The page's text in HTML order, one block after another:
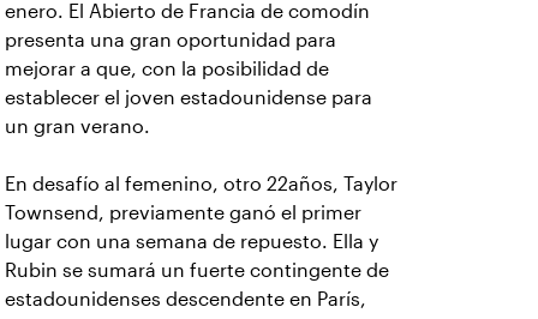
enero. El Abierto de Francia de comodín
presenta una gran oportunidad para
mejorar a que, con la posibilidad de
establecer el joven estadounidense para
un gran verano.
En desafío al femenino, otro 22años, Taylor
Townsend, previamente ganó el primer
lugar con una semana de repuesto. Ella y
Rubin se sumará un fuerte contingente de
estadounidenses descendente en París,